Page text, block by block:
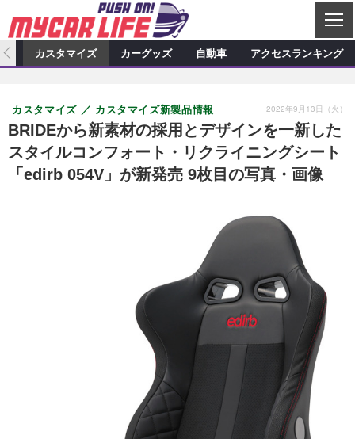
C
L
S
カーオーディオ
プロショップ検索 ショップ訪問記
カーオーディオニュース デモカー製作記
その他
カスタマイズ特集記事 カスタマイズ新製品情報
カスタマイズニュース
カーグッズ
カーグッズ特集記事 カーグッズ新製品情報
カーグッズニュース
自動車
カスタマイズ カーグッズ 自動車 アクセスランキング
BRIDEから新素材の採用とデザインを一新した
スタイルコンフォート・リクライニングシート
「edirb 054V」が新発売 9枚目の写真・画像
カスタマイズ カスタマイズ新製品情報 2022年9月13日（火）